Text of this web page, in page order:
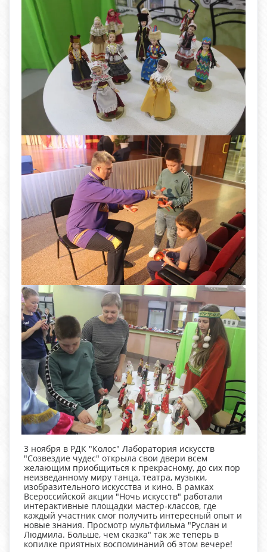
3 ноября в РДК "Колос" Лаборатория искусств
"Созвездие чудес" открыла свои двери всем
желающим приобщиться к прекрасному, до сих пор
неизведанному миру танца, театра, музыки,
изобразительного искусства и кино. В рамках
Всероссийской акции "Ночь искусств" работали
интерактивные площадки мастер-классов, где
каждый участник смог получить интересный опыт и
новые знания. Просмотр мультфильма "Руслан и
Людмила. Больше, чем сказка" так же теперь в
копилке приятных воспоминаний об этом вечере!